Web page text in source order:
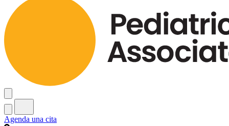
Agenda una cita